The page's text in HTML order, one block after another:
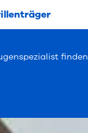
finden